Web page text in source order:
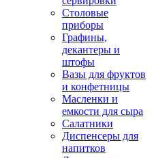
Столовые
приборы
Графины,
декантеры и
штофы
Вазы для фруктов
и конфетницы
Масленки и
емкости для сыра
Салатники
Диспенсеры для
напитков